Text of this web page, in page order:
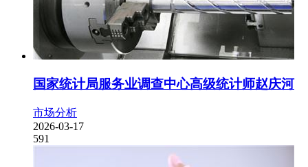
国家统计局服务业调查中心高级统计师赵庆河
市场分析
2026-03-17
591